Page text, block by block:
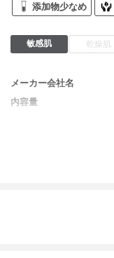
添加物少なめ
敏感肌 乾燥肌
メーカー会社名
内容量